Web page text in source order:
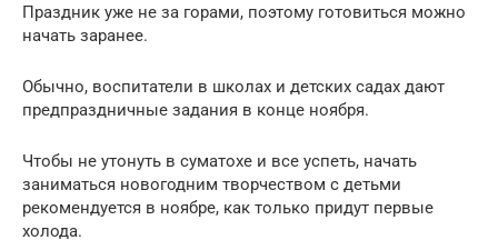
Праздник уже не за горами, поэтому готовиться можно
начать заранее.
Обычно, воспитатели в школах и детских садах дают
предпраздничные задания в конце ноября.
Чтобы не утонуть в суматохе и все успеть, начать
заниматься новогодним творчеством с детьми
рекомендуется в ноябре, как только придут первые
холода.